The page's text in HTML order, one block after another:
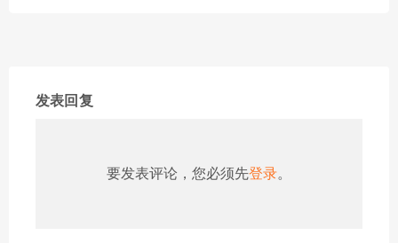
发表回复
要发表评论，您必须先登录。